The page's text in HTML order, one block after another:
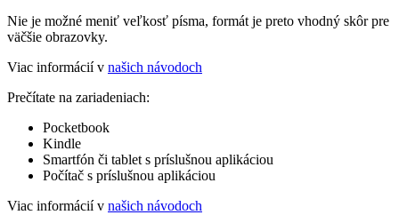
Nie je možné meniť veľkosť písma, formát je preto vhodný skôr pre
väčšie obrazovky.
Viac informácií v našich návodoch
Prečítate na zariadeniach:
Pocketbook
Kindle
Smartfón či tablet s príslušnou aplikáciou
Počítač s príslušnou aplikáciou
Viac informácií v našich návodoch